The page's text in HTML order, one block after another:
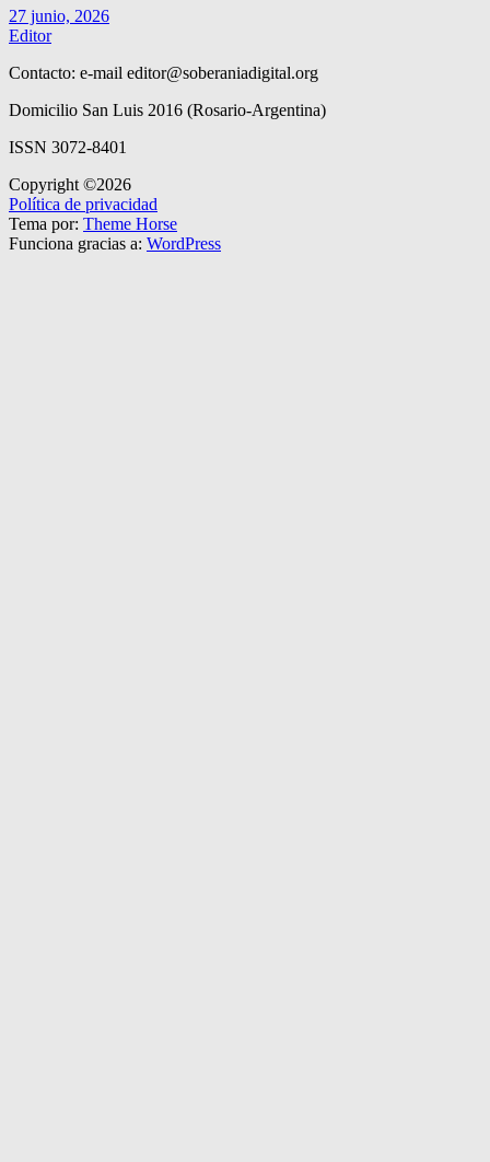
27 junio, 2026
Editor
Contacto: e-mail editor@soberaniadigital.org
Domicilio San Luis 2016 (Rosario-Argentina)
ISSN 3072-8401
Copyright ©2026
Política de privacidad
Tema por: Theme Horse
Funciona gracias a: WordPress